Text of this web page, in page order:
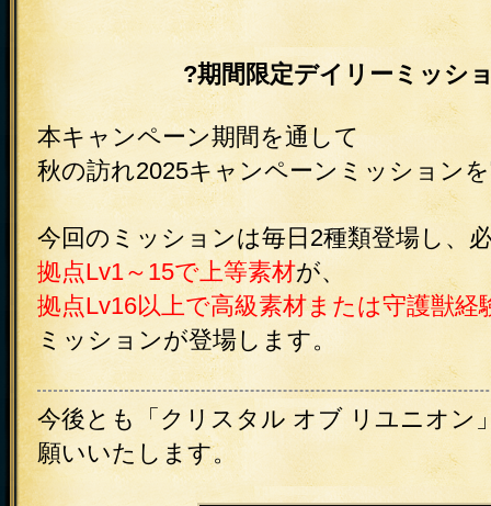
?期間限定デイリーミッシ
本キャンペーン期間を通して
秋の訪れ2025キャンペーンミッション
今回のミッションは毎日2種類登場し、
拠点Lv1～15で上等素材が、
拠点Lv16以上で高級素材または守護獣経
ミッションが登場します。
今後とも「クリスタル オブ リユニオン
願いいたします。